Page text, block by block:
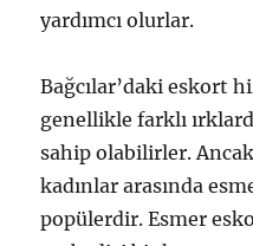
yardımcı olurlar.
Bağcılar’daki eskort
genellikle farklı
sahip olabilirler.
kadınlar arasında
popülerdir. Esmer